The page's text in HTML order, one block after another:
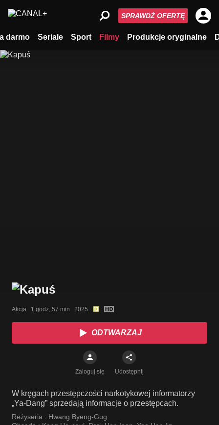
darmo Seriale Sport Filmy Produkcje oryginalne
SPRAWDŹ OFERTĘ
Akcja   1 godz, 57 min   2025
ODTWARZAJ
Zaloguj się Udostępnij
W kręgach przestępczości narkotykowej informatorzy
„Ya-Dang” sprzedają informacje o przestępcach.
Reżyseria : Hwang Byeng-Gug